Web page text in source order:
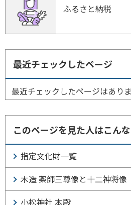
ふるさと納税
最近チェックしたページ
最近チェックしたページはありま
このページを見た人はこん
指定文化財一覧
木造 薬師三尊像と十二神将像
小松神社 本殿